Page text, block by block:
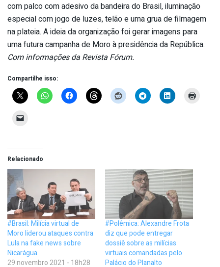
com palco com adesivo da bandeira do Brasil, iluminação
especial com jogo de luzes, telão e uma grua de filmagem
na plateia. A ideia da organização foi gerar imagens para
uma futura campanha de Moro à presidência da República.
Com informações da Revista Fórum.
Compartilhe isso:
Relacionado
#Brasil: Milícia virtual de
Moro liderou ataques contra
Lula na fake news sobre
Nicarágua
29 novembro 2021 - 18h28
#Polêmica: Alexandre Frota
diz que pode entregar
dossiê sobre as milícias
virtuais comandadas pelo
Palácio do Planalto